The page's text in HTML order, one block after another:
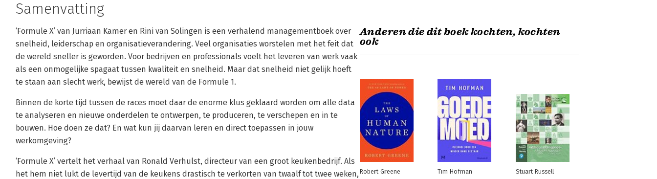
Samenvatting
‘Formule X’ van Jurriaan Kamer en Rini van Solingen is een verhalend managementboek over
snelheid, leiderschap en organisatieverandering. Veel organisaties worstelen met het feit dat
de wereld sneller is geworden. Voor bedrijven en professionals voelt het leveren van werk vaak
als een onmogelijke spagaat tussen kwaliteit en snelheid. Maar dat snelheid niet gelijk hoeft
te staan aan slecht werk, bewijst de wereld van de Formule 1.
Binnen de korte tijd tussen de races moet daar de enorme klus geklaard worden om alle data
te analyseren en nieuwe onderdelen te ontwerpen, te produceren, te verschepen en in te
bouwen. Hoe doen ze dat? En wat kun jij daarvan leren en direct toepassen in jouw
werkomgeving?
‘Formule X’ vertelt het verhaal van Ronald Verhulst, directeur van een groot keukenbedrijf. Als
het hem niet lukt de levertijd van de keukens drastisch te verkorten van twaalf tot twee weken,
Anderen die dit boek kochten, kochten
ook
Robert Greene Tim Hofman Stuart Russell